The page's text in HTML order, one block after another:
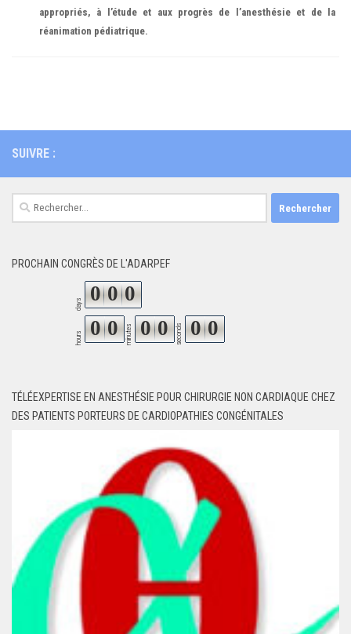
appropriés, à l’étude et aux progrès de l’anesthésie et de la
réanimation pédiatrique.
SUIVRE :
Rechercher :
PROCHAIN CONGRÈS DE L'ADARPEF
days 0 0 0
hours 0 0 minutes 0 0 seconds 0 0
TÉLÉEXPERTISE EN ANESTHÉSIE POUR CHIRURGIE NON CARDIAQUE CHEZ
DES PATIENTS PORTEURS DE CARDIOPATHIES CONGÉNITALES